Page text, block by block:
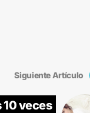
Siguiente Artículo
10 veces